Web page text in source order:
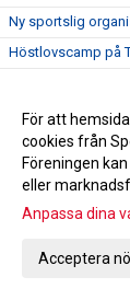
Ny sportslig
Höstlovscamp på
TFF-arkivet:
Vinnare
Månadens Ledare
Tyresö FF hedrar
För att
cookies från
Föreningen
eller
Anpassa dina
Acceptera